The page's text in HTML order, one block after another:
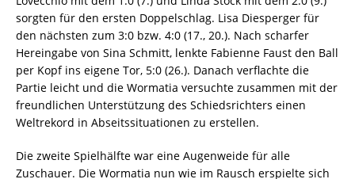
sorgten für den ersten Doppelschlag. Lisa Diesperger für
den nächsten zum 3:0 bzw. 4:0 (17., 20.). Nach scharfer
Hereingabe von Sina Schmitt, lenkte Fabienne Faust den Ball
per Kopf ins eigene Tor, 5:0 (26.). Danach verflachte die
Partie leicht und die Wormatia versuchte zusammen mit der
freundlichen Unterstützung des Schiedsrichters einen
Weltrekord in Abseitssituationen zu erstellen.
Die zweite Spielhälfte war eine Augenweide für alle
Zuschauer. Die Wormatia nun wie im Rausch erspielte sich